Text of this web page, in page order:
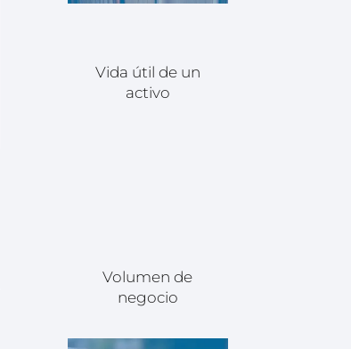
Vida útil de un
activo
Volumen de
negocio